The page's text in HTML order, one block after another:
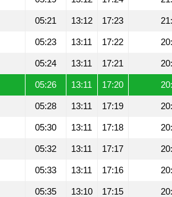
05:21 13:12 17:23
05:23 13:11 17:22
05:24 13:11 17:21
05:26 13:11 17:20
05:28 13:11 17:19
05:30 13:11 17:18
05:32 13:11 17:17
05:33 13:11 17:16
05:35 13:10 17:15